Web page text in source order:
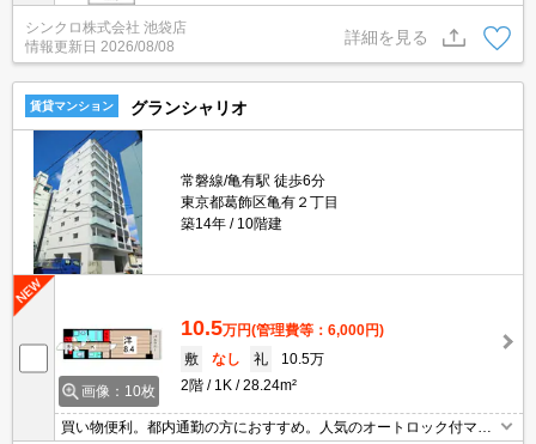
シンクロ株式会社 池袋店
情報更新日 2026/08/08
詳細を見る
賃貸マンション グランシャリオ
常磐線/亀有駅 徒歩6分
東京都葛飾区亀有２丁目
築14年
10階建
画像：10枚
10.5万円(管理費等：6,000円)
敷
なし 礼
10.5万
2階
1K 28.24m²
買い物便利。都内通勤の方におすすめ。人気のオートロック付マン